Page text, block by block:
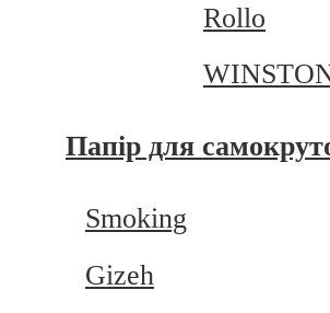
Rollo
Папір для
Smoking
Gizeh